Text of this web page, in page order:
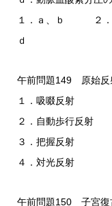
１．ａ、ｂ ２
ｄ
午前問題149 原始反
１．吸啜反射
２．自動歩行反射
３．把握反射
４．対光反射
午前問題150 子宮復